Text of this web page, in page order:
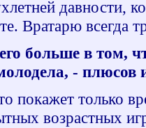
давности,
Вратарю всегда
больше в том,
- плюсов
покажет только
возрастных